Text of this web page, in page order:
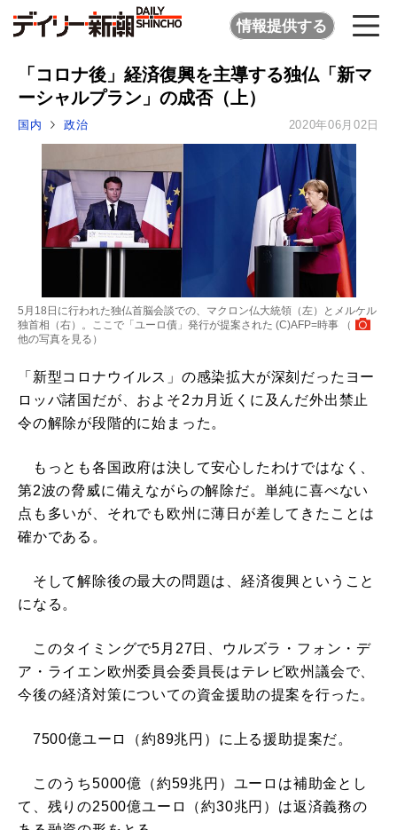
情報提供する
「コロナ後」経済復興を主導する独仏「新マ
ーシャルプラン」の成否（上）
国内 政治 2020年06月02日
5月18日に行われた独仏首脳会談での、マクロン仏大統領（左）とメルケル
独首相（右）。ここで「ユーロ債」発行が提案された (C)AFP=時事 （
他の写真を見る ）
「新型コロナウイルス」の感染拡大が深刻だったヨー
ロッパ諸国だが、およそ2カ月近くに及んだ外出禁止
令の解除が段階的に始まった。
もっとも各国政府は決して安心したわけではなく、
第2波の脅威に備えながらの解除だ。単純に喜べない
点も多いが、それでも欧州に薄日が差してきたことは
確かである。
そして解除後の最大の問題は、経済復興ということ
になる。
このタイミングで5月27日、ウルズラ・フォン・デ
ア・ライエン欧州委員会委員長はテレビ欧州議会で、
今後の経済対策についての資金援助の提案を行った。
7500億ユーロ（約89兆円）に上る援助提案だ。
このうち5000億（約59兆円）ユーロは補助金とし
て、残りの2500億ユーロ（約30兆円）は返済義務の